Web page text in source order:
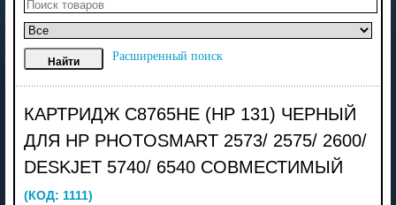
Расширенный поиск
КАРТРИДЖ C8765HE (HP 131) ЧЕРНЫЙ
ДЛЯ HP PHOTOSMART 2573/ 2575/ 2600/
DESKJET 5740/ 6540 СОВМЕСТИМЫЙ
(КОД: 1111)